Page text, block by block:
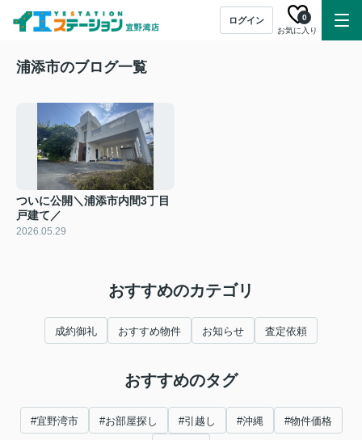
ログイン
お気に入り
0
浦添市のブログ一覧
ついに公開＼浦添市内間3丁目
戸建て／
2026.05.29
おすすめのカテゴリ
成約御礼 おすすめ物件 お知らせ 査定依頼
おすすめのタグ
#宜野湾市 #お部屋探し #引越し #沖縄 #物件価格